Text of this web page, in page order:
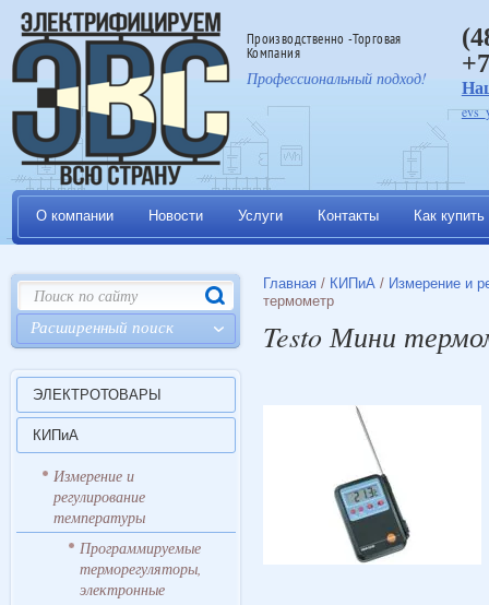
Производственно -Торговая
Компания
Профессиональный подход!
О компании Новости Услуги Контакты Как купить
Расширенный поиск
ЭЛЕКТРОТОВАРЫ
КИПиА
Измерение и
регулирование
температуры
Программируемые
терморегуляторы,
электронные
Главная/ КИПиА/ Измерение и
термометр
Testo Мини